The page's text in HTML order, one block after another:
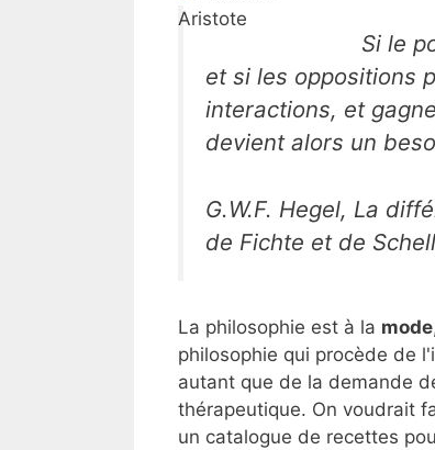
Si le
et si les oppositions
interactions, et
devient alors un
G.W.F. Hegel, La
de Fichte et de
La philosophie est à la mode
philosophie qui procède de
autant que de la demande
thérapeutique. On voudrait
un catalogue de recettes